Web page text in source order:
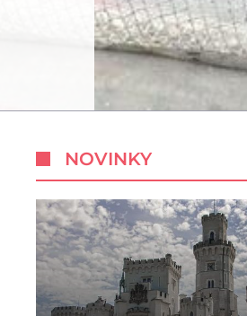
NOVINKY